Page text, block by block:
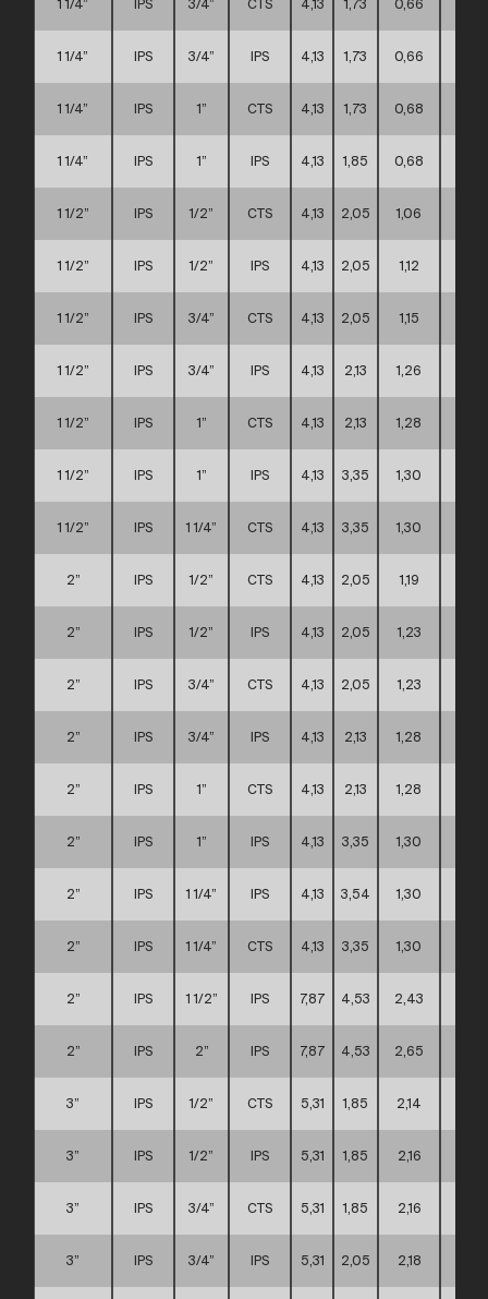
1 1/4” IPS 3/4” CTS 4,13 1,73 0,66
1 1/4” IPS 3/4” IPS 4,13 1,73 0,66
1 1/4” IPS 1” CTS 4,13 1,73 0,68
1 1/4” IPS 1” IPS 4,13 1,85 0,68
1 1/2” IPS 1/2” CTS 4,13 2,05 1,06
1 1/2” IPS 1/2” IPS 4,13 2,05 1,12
1 1/2” IPS 3/4” CTS 4,13 2,05 1,15
1 1/2” IPS 3/4” IPS 4,13 2,13 1,26
1 1/2” IPS 1” CTS 4,13 2,13 1,28
1 1/2” IPS 1” IPS 4,13 3,35 1,30
1 1/2” IPS 1 1/4” CTS 4,13 3,35 1,30
2” IPS 1/2” CTS 4,13 2,05 1,19
2” IPS 1/2” IPS 4,13 2,05 1,23
2” IPS 3/4” CTS 4,13 2,05 1,23
2” IPS 3/4” IPS 4,13 2,13 1,28
2” IPS 1” CTS 4,13 2,13 1,28
2” IPS 1” IPS 4,13 3,35 1,30
2” IPS 1 1/4” IPS 4,13 3,54 1,30
2” IPS 1 1/4” CTS 4,13 3,35 1,30
2” IPS 1 1/2” IPS 7,87 4,53 2,43
2” IPS 2” IPS 7,87 4,53 2,65
3” IPS 1/2” CTS 5,31 1,85 2,14
3” IPS 1/2” IPS 5,31 1,85 2,16
3” IPS 3/4” CTS 5,31 1,85 2,16
3” IPS 3/4” IPS 5,31 2,05 2,18